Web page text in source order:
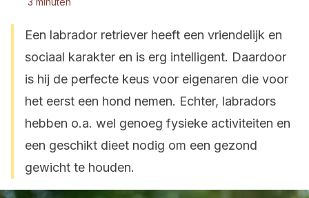
Een labrador retriever heeft een vriendelijk en
sociaal karakter en is erg intelligent. Daardoor
is hij de perfecte keus voor eigenaren die voor
het eerst een hond nemen. Echter, labradors
hebben o.a. wel genoeg fysieke activiteiten en
een geschikt dieet nodig om een gezond
gewicht te houden.